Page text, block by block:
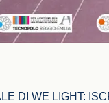
DI WE LIGHT: